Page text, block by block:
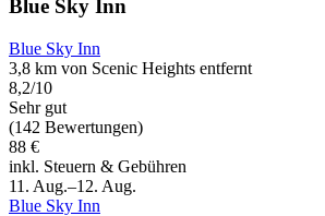
Blue Sky Inn
Blue Sky Inn
3,8 km von Scenic Heights entfernt
8,2/10
Sehr gut
(142 Bewertungen)
88 €
inkl. Steuern & Gebühren
11. Aug.–12. Aug.
Blue Sky Inn